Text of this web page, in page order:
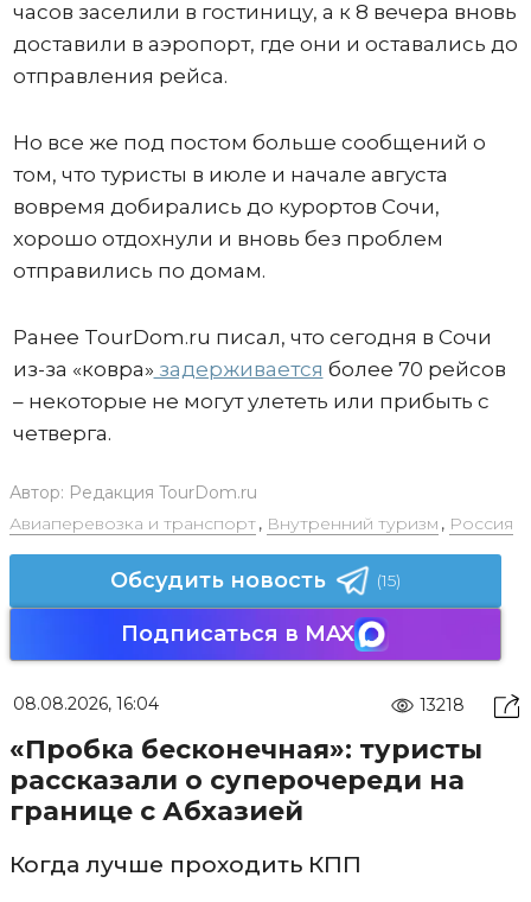
часов заселили в гостиницу, а к 8 вечера вновь
доставили в аэропорт, где они и оставались до
отправления рейса.
Но все же под постом больше сообщений о
том, что туристы в июле и начале августа
вовремя добирались до курортов Сочи,
хорошо отдохнули и вновь без проблем
отправились по домам.
Ранее TourDom.ru писал, что сегодня в Сочи
из-за «ковра» задерживается более 70 рейсов
– некоторые не могут улететь или прибыть с
четверга.
Автор: Редакция TourDom.ru
Авиаперевозка и транспорт, Внутренний туризм , Россия
Обсудить новость (15)
Подписаться в MAX
08.08.2026, 16:04 13218
«Пробка бесконечная»: туристы
рассказали о суперочереди на
границе с Абхазией
Когда лучше проходить КПП